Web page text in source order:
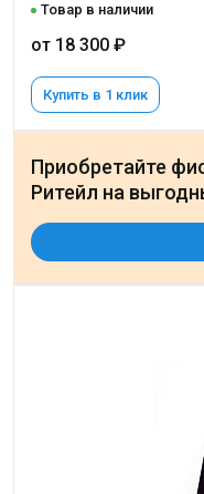
Товар в наличии
от 18 300 ₽
Купить в 1 клик
Приобретайте
Ритейл на